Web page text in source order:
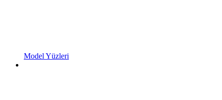
Model Yüzleri